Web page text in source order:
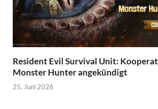
Resident Evil Survival Unit:
Monster Hunter angekündigt
25. Juni 2026